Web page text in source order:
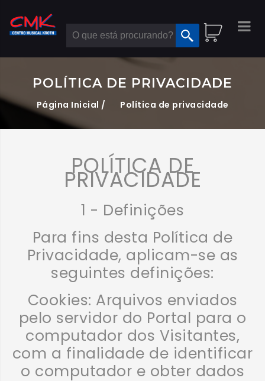
POLÍTICA DE PRIVACIDADE
Página Inicial / Política de privacidade
POLÍTICA DE
PRIVACIDADE
1 - Definições
Para fins desta Política de
Privacidade, aplicam-se as
seguintes definições:
Cookies: Arquivos enviados
pelo servidor do Portal para o
computador dos Visitantes,
com a finalidade de identificar
o computador e obter dados